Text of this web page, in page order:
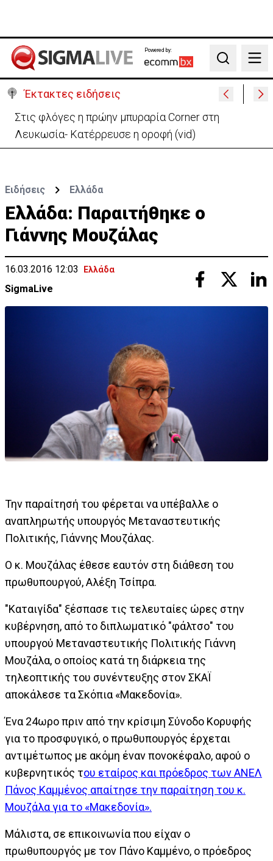
Powered by:
Search
Έκτακτες ειδήσεις
ΗΠΑ: Πυροβολισμοί στη Βόρεια Καρολίνα – Νεκροί
και τραυματίες
Ειδήσεις Ελλάδα
Ελλάδα: Παραιτήθηκε ο
Γιάννης Μουζάλας
16.03.2016 12:03 Ελλάδα
SigmaLive
Την παραίτησή του φέρεται να υπέβαλλε ο
αναπληρωτής υπουργός Μεταναστευτικής
Πολιτικής, Γιάννης Μουζάλας.
Ο κ. Μουζάλας έθεσε εαυτόν στη διάθεση του
πρωθυπουργού, Αλέξη Τσίπρα.
"Καταιγίδα" ξέσπασε τις τελευταίες ώρες στην
κυβέρνηση, από το διπλωματικό "φάλτσο" του
υπουργού Μεταναστευτικής Πολιτικής Γιάννη
Μουζάλα, ο οποίος κατά τη διάρκεια της
τηλεοπτικής του συνέντευξης στον ΣΚΑΪ
αποκάλεσε τα Σκόπια «Μακεδονία».
Ένα 24ωρο πριν από την κρίσιμη Σύνοδο Κορυφής
για το προσφυγικό, ο πρωθυπουργός έρχεται
αντιμέτωπος με ακόμη έναν πονοκέφαλο, αφού ο
κυβερνητικός του εταίρος και πρόεδρος των ΑΝΕΛ
Πάνος Καμμένος απαίτησε την παραίτηση του κ.
Μουζάλα για το «Μακεδονία».
Μάλιστα, σε επικοινωνία που είχαν ο
πρωθυπουργός με τον Πάνο Καμμένο, ο πρόεδρος